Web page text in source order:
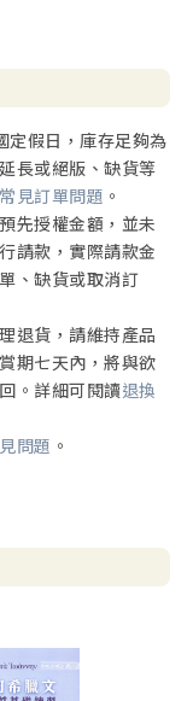
『我對你們所說
話中遇見，我們裡
禱讀均可。
修時間可加強敬拜
經2分+禱讀5分+讀
定假日，庫存足夠為
長或絕版、缺貨等
常見訂單問題 。
先授權金額，並未
請款，實際請款金
、缺貨或取消訂
退貨，請維持產品
期七天內，將與欲
。詳細可閱讀退換
問題 。